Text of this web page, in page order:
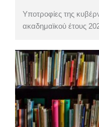
Υποτροφίες της
ακαδημαϊκού έτους